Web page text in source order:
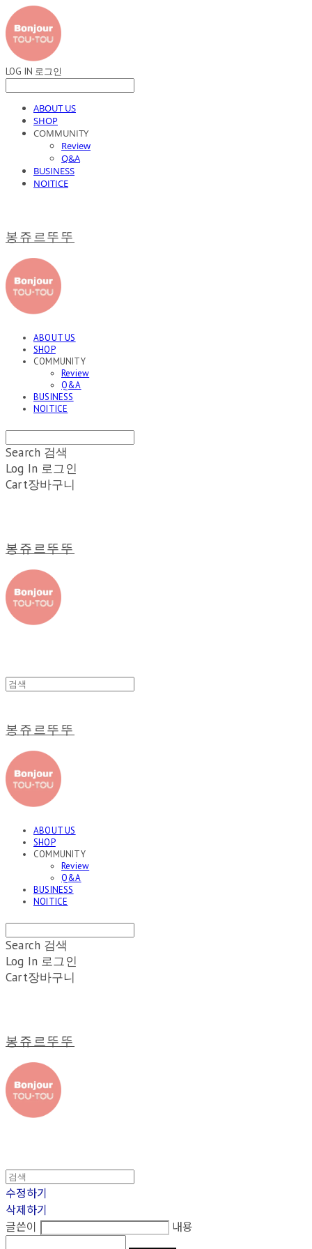
LOG IN 로그인
ABOUT US
SHOP
COMMUNITY
Review
Q&A
BUSINESS
NOITICE
봉쥬르뚜뚜
ABOUT US
SHOP
COMMUNITY
Review
Q&A
BUSINESS
NOITICE
Search 검색
Log In 로그인
Cart장바구니
봉쥬르뚜뚜
봉쥬르뚜뚜
ABOUT US
SHOP
COMMUNITY
Review
Q&A
BUSINESS
NOITICE
Search 검색
Log In 로그인
Cart장바구니
봉쥬르뚜뚜
수정하기
삭제하기
글쓴이
내용